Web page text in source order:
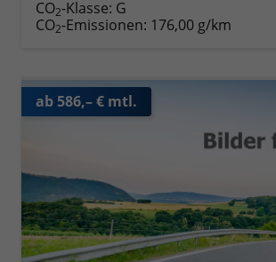
CO2-Klasse: G
CO2-Emissionen: 176,00 g/km
ab 586,– € mtl.